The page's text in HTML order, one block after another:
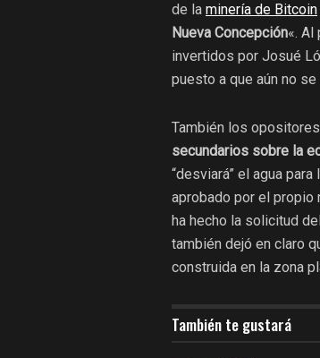
de la minería de Bitcoin
Nueva Concepción«. Al
invertidos por Josué
puesto a que aún no
También los
secundarios sobre la
“desviará” el agua
aprobado por el propio
ha hecho la solicitud
también dejó en claro
construida en la zona
También te gustará